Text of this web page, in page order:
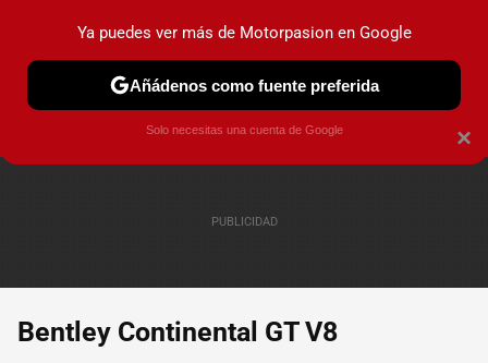
PRUEBAS COCHES ELÉCTRICOS OBSERVATORIO
Bentley Continental GT V8
×
Ya puedes ver más de Motorpasion en Google
Añádenos como fuente preferida
Solo necesitas una cuenta de Google